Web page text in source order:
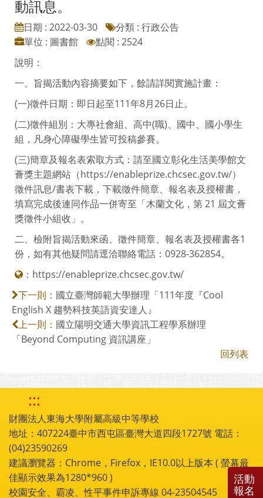
動訊息。
日期 : 2022-03-30
分類 : 行政公告
單位 : 圖書館
點閱 : 2524
說明：
一、旨揭活動內容摘要如下，餘請詳閱實施計畫：
(一)徵件日期：即日起至111年8月26日止。
(二)徵件組別：大專社會組、高中(職)、國中、國小學生
組，凡身心障礙學生皆可投稿參賽。
(三)簡章及報名表索取方式：請至國立彰化生活美學館文
薈獎主題網站（https://enableprize.chcsec.gov.tw/）
徵件訊息/書表下載，下載徵件簡章、報名表及授權書，
填寫完成後連同作品一併寄至「木蘭文化，第 21 屆文薈
獎徵件小組收」。
二、檢附旨揭活動來函、徵件簡章、報名表及授權書各1
份，如有其他疑問請逕洽聯絡電話：0928-362854。
： https://enableprize.chcsec.gov.tw/
下一則： 國立臺灣師範大學辦理「111年度『Cool
English X 趨勢科技英語資安達人』
上一則： 國立陽明交通大學資訊工程學系辦理
「Beyond Computing 資訊講座」
回列表
:::
財團法人東海大學附屬高級中等學校
地址：407224臺中市西屯區臺灣大道四段1727號 電話：
(04)23590269
建議瀏覽器：Chrome，Firefox，IE10.0以上版本 ( 螢幕最
佳顯示效果為1280*960 )
校園安全、霸凌、性平事件申訴專線 04-23504545
活動
報名